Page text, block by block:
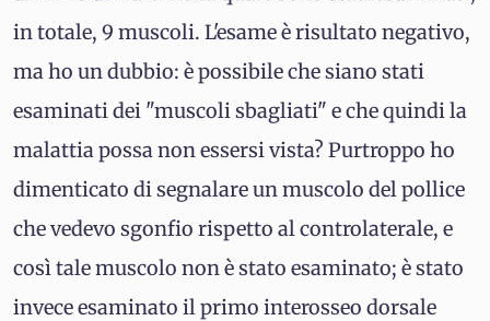
in totale, 9 muscoli. L'esame è risultato negativo,
ma ho un dubbio: è possibile che siano stati
esaminati dei "muscoli sbagliati" e che quindi la
malattia possa non essersi vista? Purtroppo ho
dimenticato di segnalare un muscolo del pollice
che vedevo sgonfio rispetto al controlaterale, e
così tale muscolo non è stato esaminato; è stato
invece esaminato il primo interosseo dorsale